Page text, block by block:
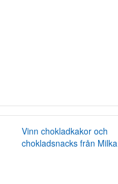
Vinn chokladkakor och
chokladsnacks från Milka